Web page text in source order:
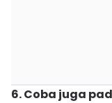
6. Coba juga